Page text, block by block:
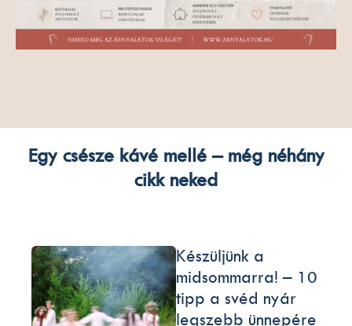
Egy csésze kávé mellé – még néhány
cikk neked
Készüljünk a
midsommarra! – 10
tipp a svéd nyár
legszebb ünnepére